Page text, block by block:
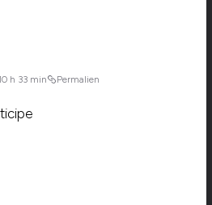
h 33 min Permalien